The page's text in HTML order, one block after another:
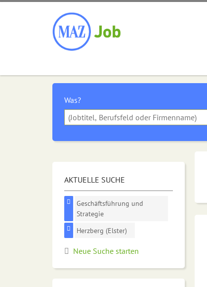
Was?
AKTUELLE SUCHE
Geschäftsführung und
Strategie
Herzberg (Elster)
Neue Suche starten